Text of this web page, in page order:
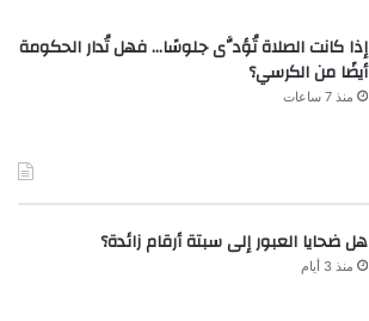
إذا كانت الصلاة تُؤدَّى جلوسًا… فهل تُدار الحكومة
أيضًا من الكرسي؟
منذ 7 ساعات
هل ضحايا العبور إلى سبتة أرقام زائدة؟
منذ 3 أيام